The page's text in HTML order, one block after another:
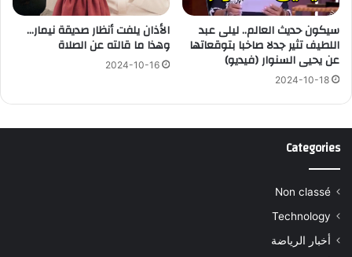
سيكون حديث العالم.. ليلى عبد
اللطيف تثير جدلا صاخبا بتوقعاتها
عن يحيى السنوار (فيديو)
2024-10-18
الأذان يلفت أنظار صديقة نيمار…
وهذا ما قالته عن الصلاة
2024-10-16
Categories
Non classé
Technology
أخبار الرياضة